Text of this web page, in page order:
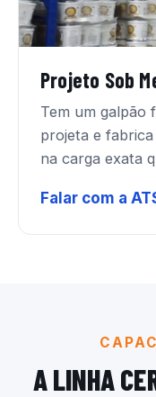
Projeto Sob
Tem um galpão
projeta e
na carga exata
Falar com a
A LINHA